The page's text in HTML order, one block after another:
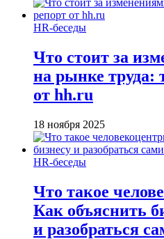
HR-беседы
Что стоит за
на рынке труда:
от hh.ru
18 ноября 2025
HR-беседы
Что такое
Как объяснить
и разобраться